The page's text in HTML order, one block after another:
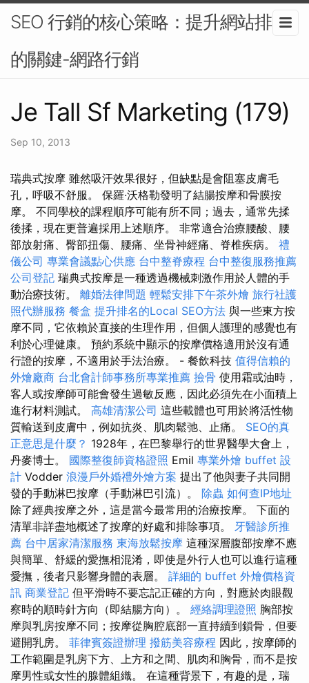
SEO 行銷的核心策略：提升網站排名
的關鍵-網路行銷
Je Tall Sf Marketing (179)
Sep 10, 2013
瑞典式按摩 雖然吸汗效果很好，但缺點是會阻塞皮膚毛
孔，呼吸不舒服。 保羅·沃格勒發明了結腸按摩和骨膜按
摩。 不同學校的課程順序可能有所不同；過去，通常先揉
後揉，現在更普遍採用上述順序。 非常適合治療腰酸、腰
部放射痛、臀部扭傷、腰痛、坐骨神經痛、脊椎疾病。 禮
儀公司 專業會議點心供應 台中整脊療程 台中整復服務推薦
公司登記 瑞典式按摩是一種透過機械刺激作用於人體的手
動治療技術。 離婚法律問題 輕鬆安排下午茶外燴 旅行社護
照代辦服務 餐盒 提升排名的Local SEO方法 與一些東方按
摩不同，它依賴於直接的生理作用，但個人護理的感覺也有
利於心理健康。 預約系統中顯示的按摩價格適用於沒有通
行證的按摩，不適用於手法治療。 - 餐飲科技 值得信賴的
外燴廠商 台北會計師事務所專業推薦 撿骨 使用霜或油時，
客人或按摩師可能會發生過敏反應，因此必須先在小面積上
進行材料測試。 高雄清潔公司 這些載體也可用於將活性物
質輸送到皮膚中，例如抗炎、肌肉鬆弛、止痛。 SEO的真
正意思是什麼？ 1928年，在巴黎舉行的世界醫學大會上，
丹麥博士。 國際整復師資格證照 Emil 專業外燴 buffet 設
計 Vodder 浪漫戶外婚禮外燴方案 提出了他與妻子共同開
發的手動淋巴按摩（手動淋巴引流）。 除蟲 如何查IP地址
除了經典按摩之外，這是當今最常用的治療按摩。 下面的
清單非詳盡地概述了按摩的好處和排除事項。 牙醫診所推
薦 台中居家清潔服務 東海放鬆按摩 這種深層腹部按摩不應
與簡單、舒緩的愛撫相混淆，即使是外行人也可以進行這種
愛撫，後者只影響身體的表層。 詳細的 buffet 外燴價格資
訊 商業登記 但平滑時不要忘記正確的方向，對應於肉眼觀
察時的順時針方向（即結腸方向）。 經絡調理證照 胸部按
摩與乳房按摩不同；按摩從胸腔底部一直持續到鎖骨，但要
避開乳房。 菲律賓簽證辦理 撥筋美容療程 因此，按摩師的
工作範圍是乳房下方、上方和之間、肌肉和胸骨，而不是按
摩男性或女性的腺體組織。 在這種背景下，有趣的是，瑞